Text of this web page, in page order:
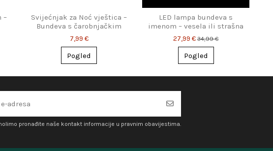
–
Svijećnjak za Noć vještica –
Bundeva s čarobnjačkim
šeširom
7,99 €
Pogled
LED lampa bundeva s
imenom – vesela ili strašna
varijanta
27,99 € 34,99 €
Pogled
pronađite naše kontakt informacije u pravnim obavijestima.